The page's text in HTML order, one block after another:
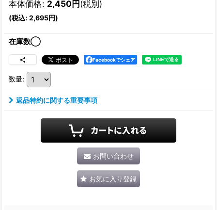
本体価格: 2,450円(税別)
(税込:2,695円)
在庫数◯
Facebookでシェア
数量:
返品特約に関する重要事項
お問い合わせ
お気に入り登録